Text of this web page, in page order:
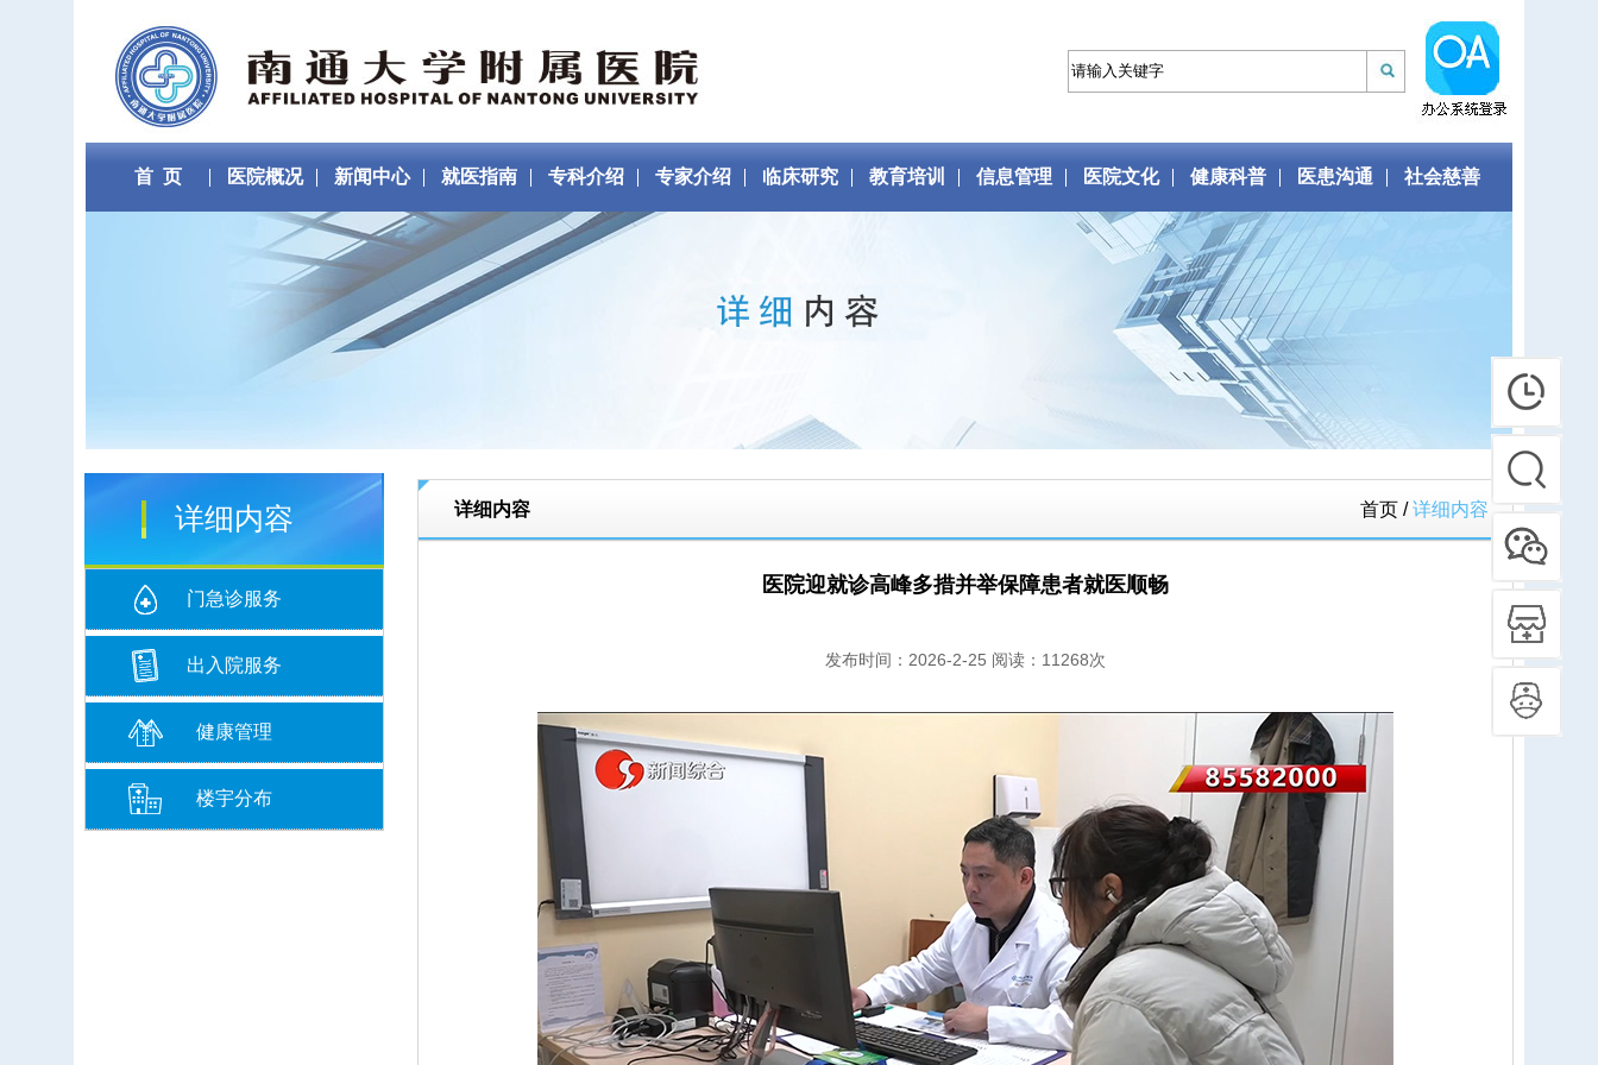
首 页 医院概况 新闻中心 就医指南 专科介绍 专家介绍 临床研究 教育培训 信息管理 医院文化 健康科普 医患沟通 社会慈善
详细内容
门急诊服务
出入院服务
健康管理
楼宇分布
详细内容 首页 /详细内容
医院迎就诊高峰多措并举保障患者就医顺畅
发布时间：2026-2-25 阅读：11268次